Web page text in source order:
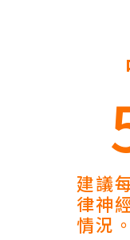
建議
律神
情況。